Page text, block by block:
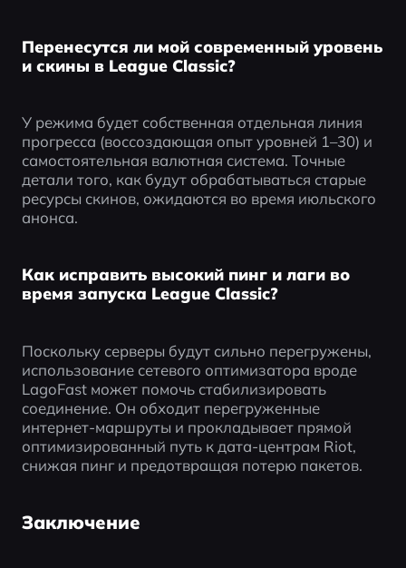
Перенесутся ли мой современный уровень
и скины в League Classic?
У режима будет собственная отдельная линия
прогресса (воссоздающая опыт уровней 1–30) и
самостоятельная валютная система. Точные
детали того, как будут обрабатываться старые
ресурсы скинов, ожидаются во время июльского
анонса.
Как исправить высокий пинг и лаги во
время запуска League Classic?
Поскольку серверы будут сильно перегружены,
использование сетевого оптимизатора вроде
LagoFast может помочь стабилизировать
соединение. Он обходит перегруженные
интернет-маршруты и прокладывает прямой
оптимизированный путь к дата-центрам Riot,
снижая пинг и предотвращая потерю пакетов.
Заключение